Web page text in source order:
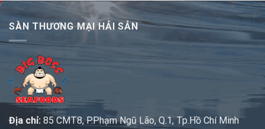
SÀN THƯƠNG MẠI HẢI SẢN
Địa chỉ: 85 CMT8, P.Phạm Ngũ Lão, Q.1, Tp.Hồ Chí Minh